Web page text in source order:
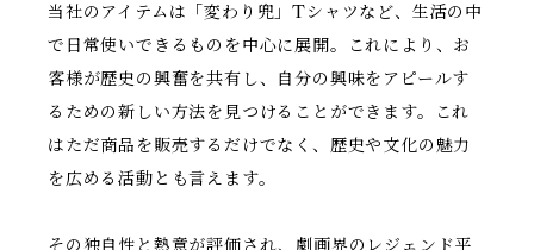
当社のアイテムは「変わり兜」Tシャツなど、生活の中
で日常使いできるものを中心に展開。これにより、お
客様が歴史の興奮を共有し、自分の興味をアピールす
るための新しい方法を見つけることができます。これ
はただ商品を販売するだけでなく、歴史や文化の魅力
を広める活動とも言えます。
その独自性と熱意が評価され、劇画界のレジェンド平